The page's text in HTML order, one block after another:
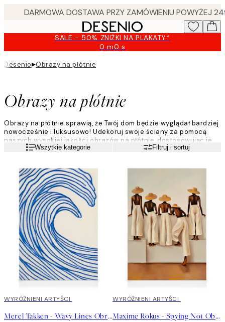
SALE - 50% ZNIŻKI NA PLAKATY*
0 m0 s
Ważny
Desenio▸Obrazy na płótnie
Obrazy na płótnie
Obrazy na płótnie sprawią, że Twój dom będzie wyglądał bardziej
nowocześnie i luksusowo! Udekoruj swoje ściany za pomocą
naszych wysokiej jakości obrazów na płótnie, dostosowując je
do swojego unikatowego stylu. Najwyższa jakość dla
Czytaj więcejWszytkie kategorie Filtruj i sortuj
30%*
WYRÓŻNIENI ARTYŚCI
Merel Takken - Wavy Lines Obraz na płótnie
30%*
WYRÓŻNIENI ARTYŚCI
Maxime Rokus - Spying No1 Obraz na płótnie